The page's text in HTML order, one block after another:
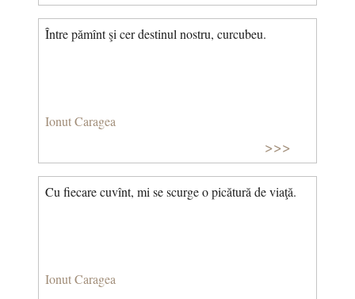
Între pămînt şi cer destinul nostru, curcubeu.
Ionut Caragea
>>>
Cu fiecare cuvînt, mi se scurge o picătură de viaţă.
Ionut Caragea